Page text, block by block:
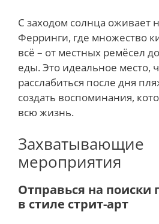
С заходом солнца оживает
Ферринги, где множество
всё – от местных ремёсел
еды. Это идеальное место,
расслабиться после дня
создать воспоминания,
всю жизнь.
Захватывающие
мероприятия
Отправься на
в стиле стрит-арт